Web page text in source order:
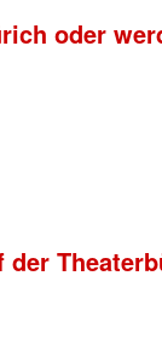
oder